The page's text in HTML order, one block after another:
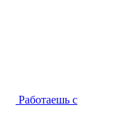
Работаешь с